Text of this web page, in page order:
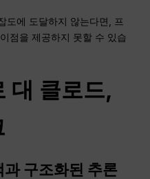
도에 도달하지 않는다면, 프
점을 제공하지 못할 수 있습
대 클로드,
구조화된 추론